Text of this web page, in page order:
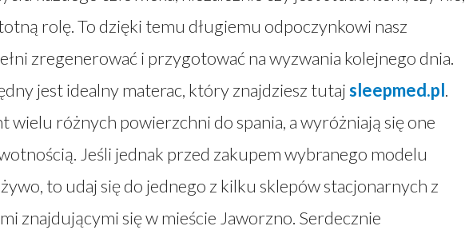
rolę. To dzięki temu długiemu odpoczynkowi nasz
zregenerować i przygotować na wyzwania kolejnego dnia.
jest idealny materac, który znajdziesz tutajsleepmed.pl.
wielu różnych powierzchni do spania, a wyróżniają się one
Jeśli jednak przed zakupem wybranego modelu
to udaj się do jednego z kilku sklepów stacjonarnych z
znajdującymi się w mieście Jaworzno. Serdecznie